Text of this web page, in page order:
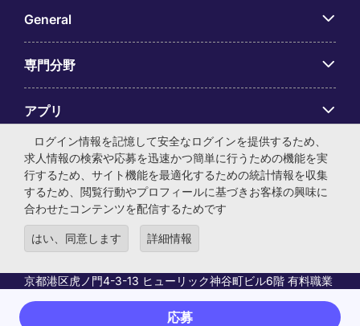
応募
General
専門分野
アプリ
Employer Centre
© マイケル・ペイジ・インターナショナル・ジャパン株式会
京都港区虎ノ門4-3-13 ヒューリック神谷町ビル6階 有料職業
紹介事業許可番号：13-ユ-040405 ／ 労働者派遣事業許可番
ログイン情報を記憶して安全なログインを提供するため、
求人情報の検索や応募を迅速かつ簡単に行うための機能を実
行するため、サイト機能を最適化するための統計情報を収集
するため、閲覧行動やプロフィールに基づきお客様の興味に
合わせたコンテンツを配信するためです
はい、同意します 詳細情報